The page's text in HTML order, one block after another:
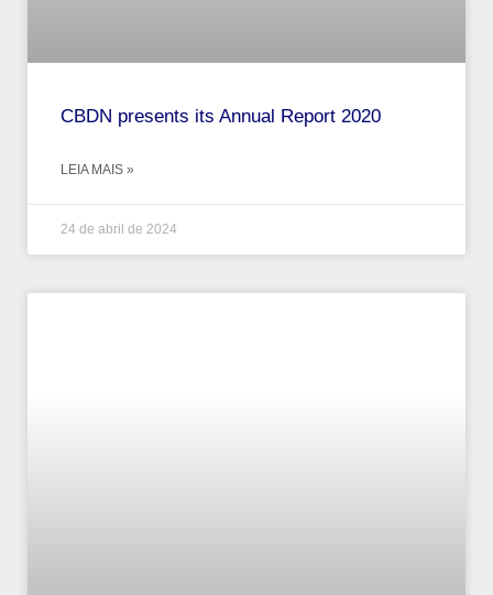
CBDN presents its Annual Report 2020
LEIA MAIS »
24 de abril de 2024